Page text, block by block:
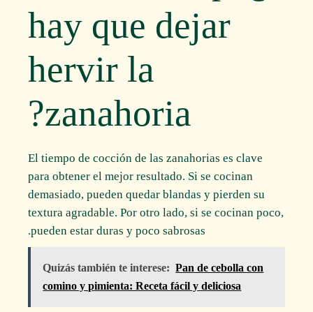
hay que dejar
hervir la
zanahoria?
El tiempo de cocción de las zanahorias es clave
para obtener el mejor resultado. Si se cocinan
demasiado, pueden quedar blandas y pierden su
textura agradable. Por otro lado, si se cocinan poco,
pueden estar duras y poco sabrosas.
Quizás también te interese: Pan de cebolla con
comino y pimienta: Receta fácil y deliciosa